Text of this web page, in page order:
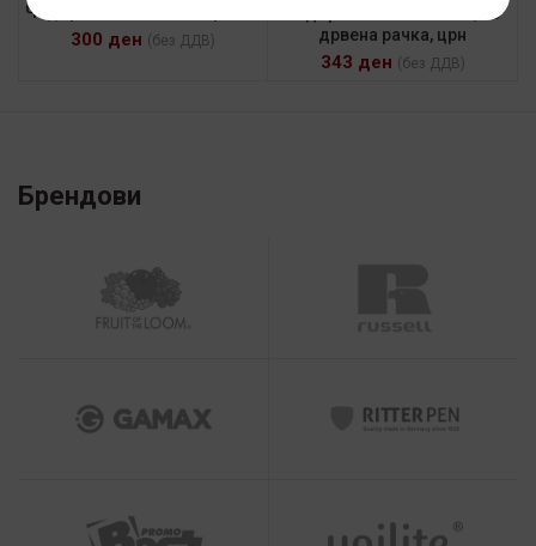
Чадор ROSSI, ева пена рачка
300 ден (без ДДВ)
Чадор CLASSIC NATURE, со
дрвена рачка, црн
343 ден (без ДДВ)
Брендови